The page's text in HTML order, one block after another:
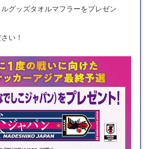
グッズタオルマフラーをプレゼン
い！